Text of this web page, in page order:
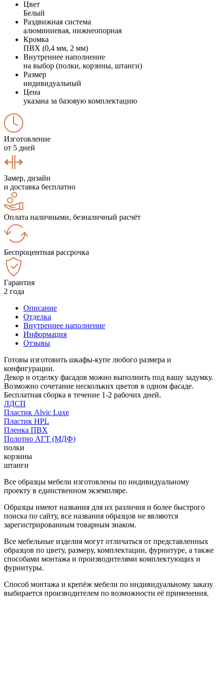
Цвет
Белый
Раздвижная система
алюминиевая, нижнеопорная
Кромка
ПВХ (0,4 мм, 2 мм)
Внутреннее наполнение
на выбор (полки, корзины, штанги)
Размер
индивидуальный
Цена
указана за базовую комплектацию
Изготовление
от 5 дней
Замер, дизайн
и доставка бесплатно
Оплата наличными, безналичный расчёт
Беспроцентная рассрочка
Гарантия
2 года
Описание
Отделка
Внутреннее наполнение
Информация
Отзывы
Готовы изготовить шкафы-купе любого размера и
конфигурации.
Декор и отделку фасадов можно выполнить под вашу задумку.
Возможно сочетание нескольких цветов в одном фасаде.
Бесплатная сборка в течение 1-2 рабочих дней.
ЛДСП
Пластик Alvic Luxe
Пластик HPL
Пленка ПВХ
Полотно АГТ (МДФ)
полки
корзины
штанги
Все образцы мебели изготовлены по индивидуальному
проекту в единственном экземпляре.
Образцы имеют названия для их различия и более быстрого
поиска по сайту, все названия образцов не являются
зарегистрированным товарным знаком.
Все мебельные изделия могут отличаться от представленных
образцов по цвету, размеру, комплектации, фурнитуре, а также
способами монтажа и производителями комплектующих и
фурнитуры.
Способ монтажа и крепёж мебели по индивидуальному заказу
выбирается производителем по возможности её применения.